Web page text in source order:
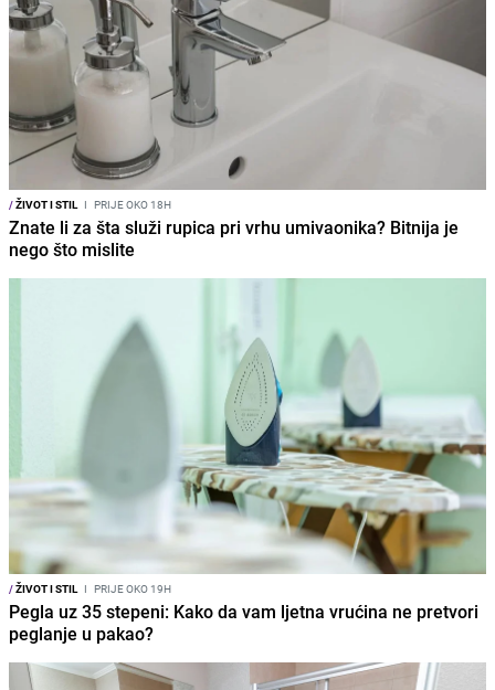
/ŽIVOT I STIL I PRIJE OKO 18H
Znate li za šta služi rupica pri vrhu umivaonika? Bitnija je
nego što mislite
/ŽIVOT I STIL I PRIJE OKO 19H
Pegla uz 35 stepeni: Kako da vam ljetna vrućina ne pretvori
peglanje u pakao?